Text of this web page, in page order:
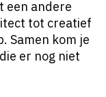
een andere
tot creatief
Samen kom je
er nog niet